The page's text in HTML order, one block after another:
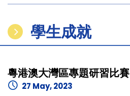
學生成就
粵港澳大灣區專題研習比賽
27 May, 2023